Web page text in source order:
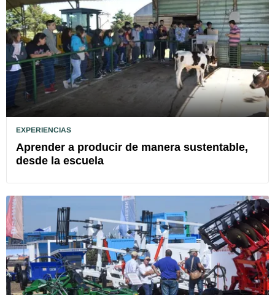
EXPERIENCIAS
Aprender a producir de manera sustentable,
desde la escuela